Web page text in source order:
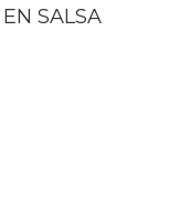
SALSA